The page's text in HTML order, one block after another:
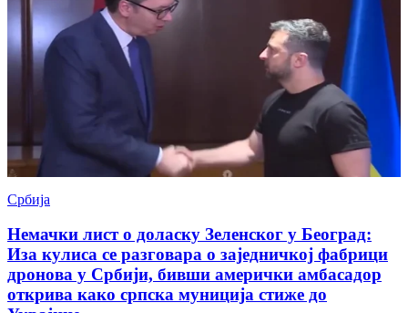
Србија
Немачки лист о доласку Зеленског у Београд:
Иза кулиса се разговара о заједничкој фабрици
дронова у Србији, бивши амерички амбасадор
открива како српска муниција стиже до